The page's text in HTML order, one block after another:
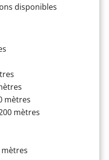
disponibles
mètres
mètres
mètres